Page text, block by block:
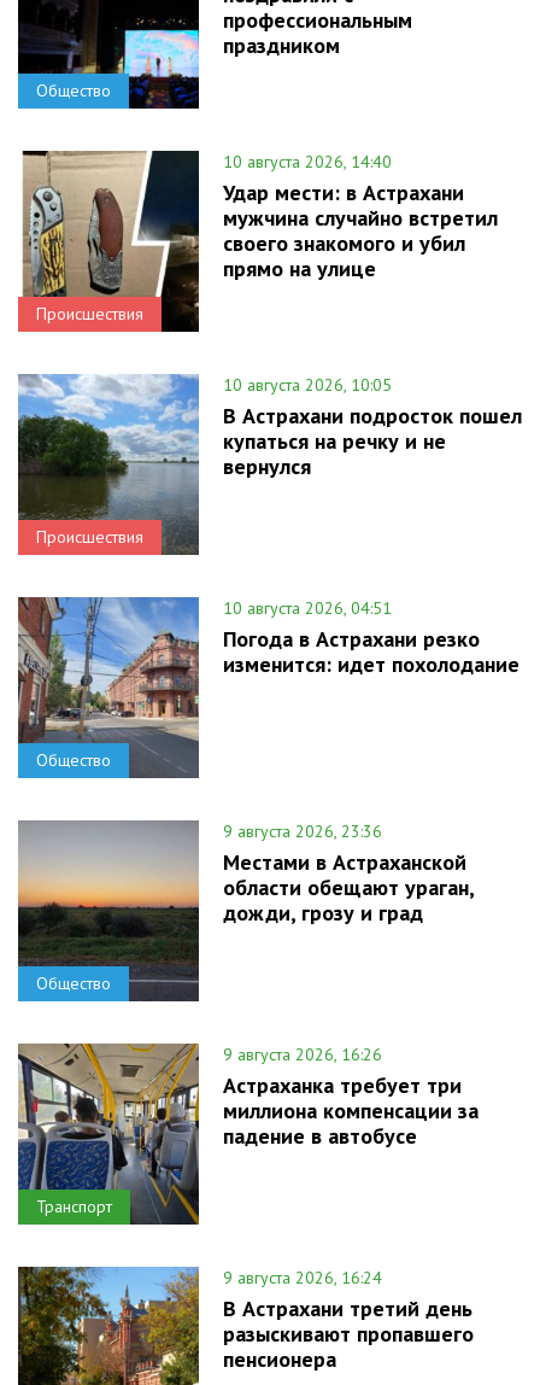
Общество
профессиональным
праздником
Происшествия
10 августа 2026, 14:40
Удар мести: в Астрахани
мужчина случайно встретил
своего знакомого и убил
прямо на улице
Происшествия
10 августа 2026, 10:05
В Астрахани подросток пошел
купаться на речку и не
вернулся
Общество
10 августа 2026, 04:51
Погода в Астрахани резко
изменится: идет похолодание
Общество
9 августа 2026, 23:36
Местами в Астраханской
области обещают ураган,
дожди, грозу и град
Транспорт
9 августа 2026, 16:26
Астраханка требует три
миллиона компенсации за
падение в автобусе
9 августа 2026, 16:24
В Астрахани третий день
разыскивают пропавшего
пенсионера